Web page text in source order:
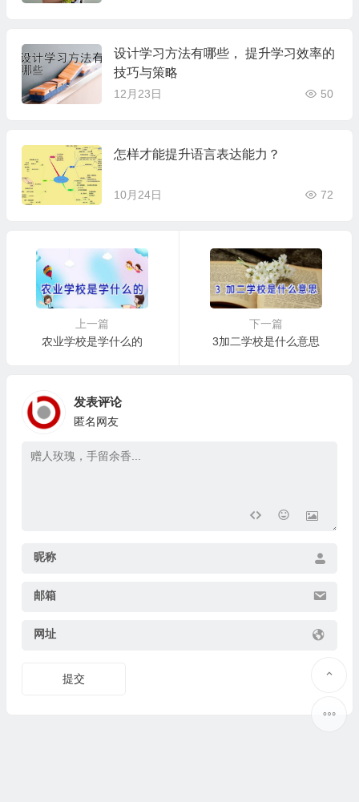
设计学习方法有哪些， 提升学习效率的
技巧与策略
12月23日 50
怎样才能提升语言表达能力？
10月24日 72
上一篇
农业学校是学什么的
下一篇
3加二学校是什么意思
发表评论
匿名网友
昵称
邮箱
网址
提交